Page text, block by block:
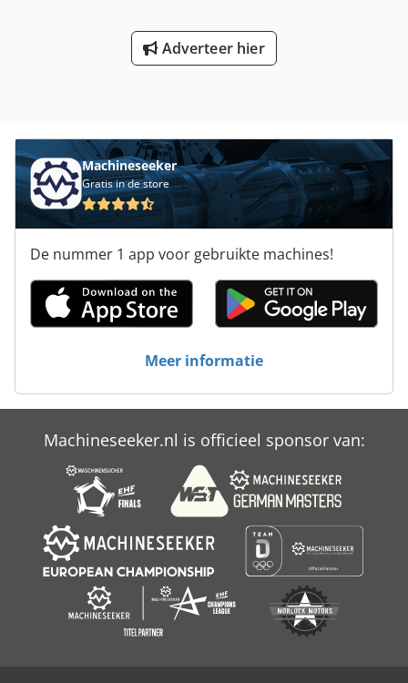
Adverteer hier
Machineseeker
Gratis in de store
De nummer 1 app voor gebruikte machines!
Meer informatie
Machineseeker.nl is officieel sponsor van: